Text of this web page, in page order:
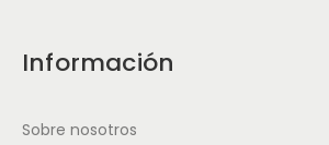
Información
Sobre nosotros